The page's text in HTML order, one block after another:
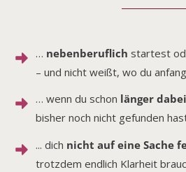
… nebenberuflich startest
– und nicht weißt, wo du
… wenn du schon länger dabei
bisher noch nicht gefunden
... dich nicht auf eine Sache
trotzdem endlich Klarheit